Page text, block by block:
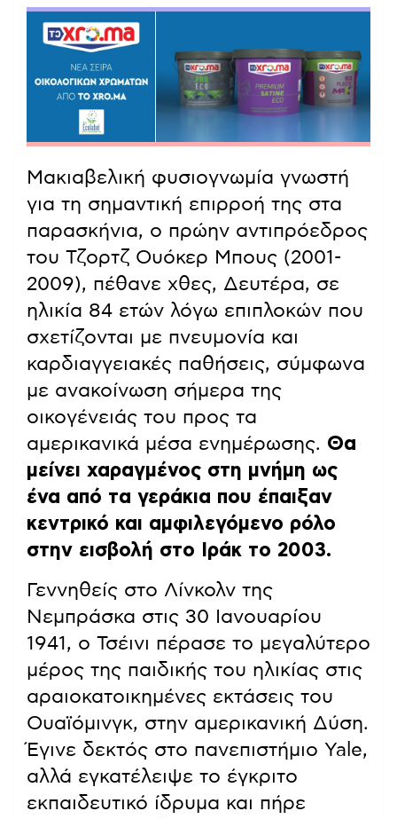
Μακιαβελική φυσιογνωμία γνωστή
για τη σημαντική επιρροή της στα
παρασκήνια, ο πρώην αντιπρόεδρος
του Τζορτζ Ουόκερ Μπους (2001-
2009), πέθανε χθες, Δευτέρα, σε
ηλικία 84 ετών λόγω επιπλοκών που
σχετίζονται με πνευμονία και
καρδιαγγειακές παθήσεις, σύμφωνα
με ανακοίνωση σήμερα της
οικογένειάς του προς τα
αμερικανικά μέσα ενημέρωσης. Θα
μείνει χαραγμένος στη μνήμη ως
ένα από τα γεράκια που έπαιξαν
κεντρικό και αμφιλεγόμενο ρόλο
στην εισβολή στο Ιράκ το 2003.
Γεννηθείς στο Λίνκολν της
Νεμπράσκα στις 30 Ιανουαρίου
1941, ο Τσέινι πέρασε το μεγαλύτερο
μέρος της παιδικής του ηλικίας στις
αραιοκατοικημένες εκτάσεις του
Ουαϊόμινγκ, στην αμερικανική Δύση.
Έγινε δεκτός στο πανεπιστήμιο Yale,
αλλά εγκατέλειψε το έγκριτο
εκπαιδευτικό ίδρυμα και πήρε